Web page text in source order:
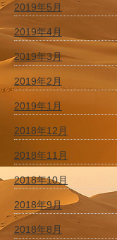
2019年5月
2019年4月
2019年3月
2019年2月
2019年1月
2018年12月
2018年11月
2018年10月
2018年9月
2018年8月